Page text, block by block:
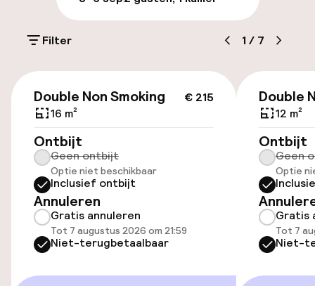
Parkeergelegenheid op eigen terrein
(buiten)
Openbaar parkeren
Toegankelijkheid
Overal rolstoeltoegankelijk
Lift
Entertainment
Filter 1 / 7
€ 215
Double Non Smoking
16 m²
Ontbijt
Geen ontbijt
Optie niet beschikbaar
Inclusief ontbijt
Annuleren
Gratis annuleren
Tot 7 augustus 2026 om 21:59
Niet-terugbetaalbaar
Double
12 m²
Ontbijt
Geen
Optie
Gratis
Tot 7
Niet-